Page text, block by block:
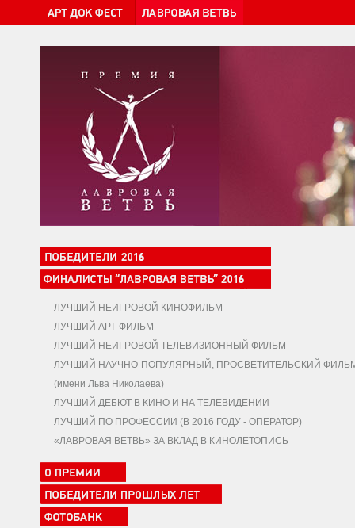
ЛУЧШИЙ НЕИГРОВОЙ КИНОФИЛЬМ
ЛУЧШИЙ АРТ-ФИЛЬМ
ЛУЧШИЙ НЕИГРОВОЙ ТЕЛЕВИЗИОННЫЙ ФИЛЬМ
ЛУЧШИЙ НАУЧНО-ПОПУЛЯРНЫЙ, ПРОСВЕТИТЕЛЬСКИЙ
(имени Льва Николаева)
ЛУЧШИЙ ДЕБЮТ В КИНО И НА ТЕЛЕВИДЕНИИ
ЛУЧШИЙ ПО ПРОФЕССИИ (В 2016 ГОДУ - ОПЕРАТОР)
«ЛАВРОВАЯ ВЕТВЬ» ЗА ВКЛАД В КИНОЛЕТОПИСЬ